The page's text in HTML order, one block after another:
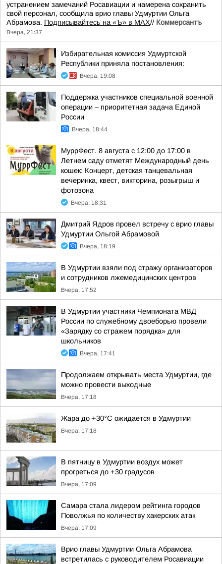
устранением замечаний Росавиации и намерена сохранить
свой персонал, сообщила врио главы Удмуртии Ольга
Абрамова. Подписывайтесь на «Ъ» в MAX// Коммерсантъ
Вчера, 21:37
Избирательная комиссия Удмуртской
Республики приняла постановления:
Вчера, 19:08
Поддержка участников специальной военной
операции – приоритетная задача Единой
России
Вчера, 18:44
МуррФест. 8 августа с 12:00 до 17:00 в
Летнем саду отметят Международный день
кошек: Концерт, детская танцевальная
вечеринка, квест, викторина, розыгрыш и
фотозона
Вчера, 18:31
Дмитрий Ядров провел встречу с врио главы
Удмуртии Ольгой Абрамовой
Вчера, 18:19
В Удмуртии взяли под стражу организаторов
и сотрудников лжемедицинских центров
Вчера, 17:52
В Удмуртии участники Чемпионата МВД
России по служебному двоеборью провели
«Зарядку со стражем порядка» для
школьников
Вчера, 17:41
Продолжаем открывать места Удмуртии, где
можно провести выходные
Вчера, 17:18
Жара до +30°С ожидается в Удмуртии
Вчера, 17:18
В пятницу в Удмуртии воздух может
прогреться до +30 градусов
Вчера, 17:09
Самара стала лидером рейтинга городов
Поволжья по количеству хакерских атак
Вчера, 17:09
Врио главы Удмуртии Ольга Абрамова
встретилась с руководителем Росавиации